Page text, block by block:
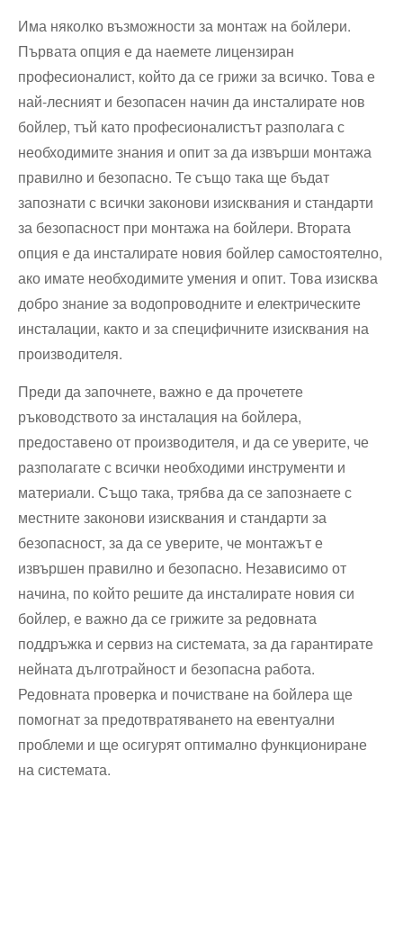
Има няколко възможности за монтаж на бойлери.
Първата опция е да наемете лицензиран
професионалист, който да се грижи за всичко. Това е
най-лесният и безопасен начин да инсталирате нов
бойлер, тъй като професионалистът разполага с
необходимите знания и опит за да извърши монтажа
правилно и безопасно. Те също така ще бъдат
запознати с всички законови изисквания и стандарти
за безопасност при монтажа на бойлери. Втората
опция е да инсталирате новия бойлер самостоятелно,
ако имате необходимите умения и опит. Това изисква
добро знание за водопроводните и електрическите
инсталации, както и за специфичните изисквания на
производителя.
Преди да започнете, важно е да прочетете
ръководството за инсталация на бойлера,
предоставено от производителя, и да се уверите, че
разполагате с всички необходими инструменти и
материали. Също така, трябва да се запознаете с
местните законови изисквания и стандарти за
безопасност, за да се уверите, че монтажът е
извършен правилно и безопасно. Независимо от
начина, по който решите да инсталирате новия си
бойлер, е важно да се грижите за редовната
поддръжка и сервиз на системата, за да гарантирате
нейната дълготрайност и безопасна работа.
Редовната проверка и почистване на бойлера ще
помогнат за предотвратяването на евентуални
проблеми и ще осигурят оптимално функциониране
на системата.